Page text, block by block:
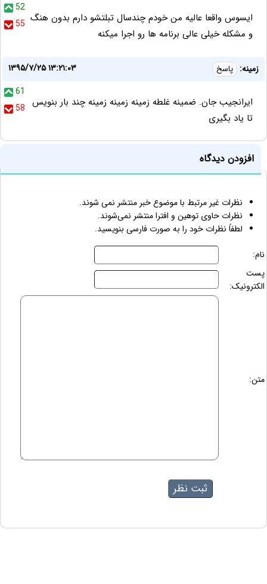
52
55 ایسوس واقعا عالیه من خودم چندسال تبلتشو دارم بدون هنگ
و مشکله خیلی عالی برنامه ها رو اجرا میکنه
زمینه: پاسخ
۱۳۹۵/۷/۲۵ ۱۳:۲۱:۰۳
61
58 ایرانجیب جان. ضمینه غلطه زمینه زمینه زمینه چند بار بنویس
تا یاد بگیری
افزودن دیدگاه
نظرات غیر مرتبط با موضوع خبر منتشر نمی شوند.
نظرات حاوی توهین و افترا منتشر نمی‌شوند.
لطفاً نظرات خود را به صورت فارسی بنویسید.
نام:
پست
الکترونیک:
متن: